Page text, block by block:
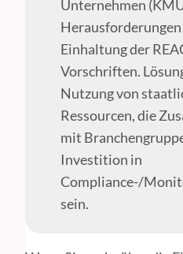
Unternehmen
Einhaltung der
Vorschriften.
Nutzung von
Ressourcen, die
mit
Investition in
Compliance-/
sein.